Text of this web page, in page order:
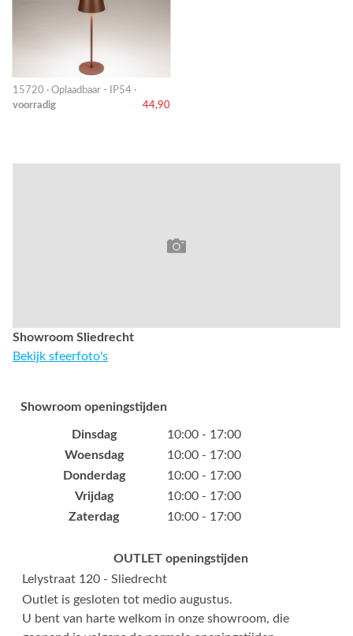
15720 · Oplaadbaar - IP54 ·
voorradig
44,90
Showroom Sliedrecht
Bekijk sfeerfoto's
Showroom openingstijden
Dinsdag
10:00 - 17:00
Woensdag
10:00 - 17:00
Donderdag
10:00 - 17:00
Vrijdag
10:00 - 17:00
Zaterdag
10:00 - 17:00
OUTLET openingstijden
Lelystraat 120 - Sliedrecht
Outlet is gesloten tot medio augustus.
U bent van harte welkom in onze showroom, die